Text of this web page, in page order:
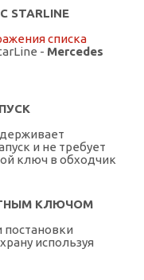
списка
- Mercedes
и не требует
ключ в обходчик
КЛЮЧОМ
постановки
используя